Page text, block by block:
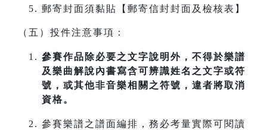
郵寄封面須黏貼【郵寄信封封面及檢核表】
（五）投件注意事項：
參賽作品除必要之文字說明外，不得於樂譜
及樂曲解說內書寫含可辨識姓名之文字或符
號，或其他非音樂相關之符號，違者將取消
資格。
參賽樂譜之譜面編排，務必考量實際可閱讀